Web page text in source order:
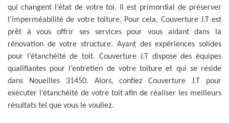
qui changent l’état de votre toi. Il est primordial de préserver
l’imperméabilité de votre toiture. Pour cela, Couverture J.T est
prêt à vous offrir ses services pour vous aidant dans la
rénovation de votre structure. Ayant des expériences solides
pour l’étanchéité de toit. Couverture J.T dispose des équipes
qualifiantes pour l’entretien de votre toiture et qui se réside
dans Noueilles 31450. Alors, confiez Couverture J.T pour
exécuter l’étanchéité de votre toit afin de réaliser les meilleurs
résultats tel que vous le vouliez.